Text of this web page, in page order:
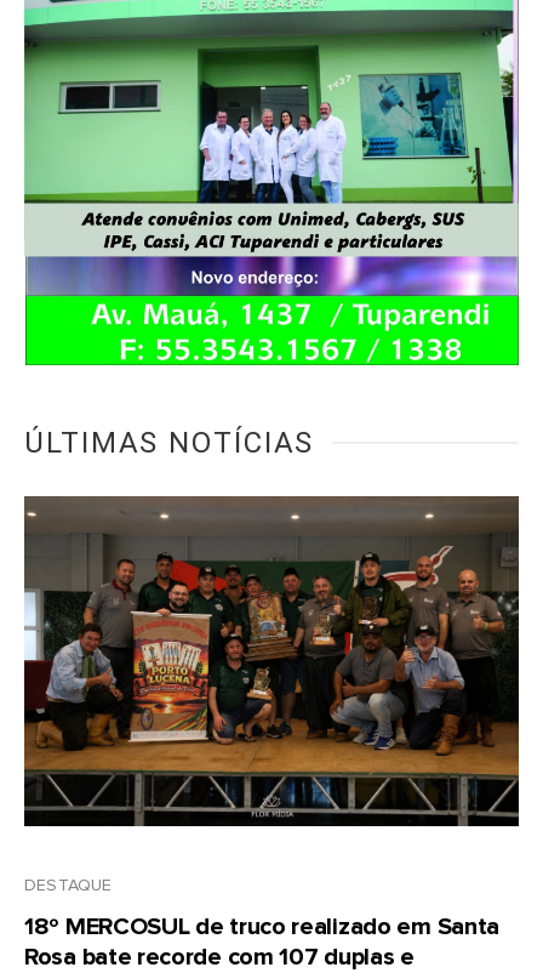
ÚLTIMAS NOTÍCIAS
DESTAQUE
18º MERCOSUL de truco realizado em Santa
Rosa bate recorde com 107 duplas e